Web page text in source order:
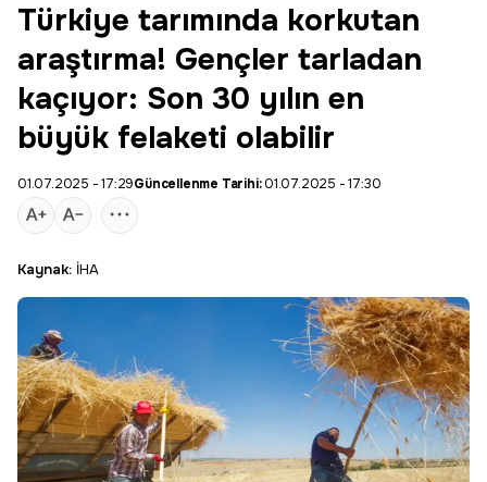
Türkiye tarımında korkutan
araştırma! Gençler tarladan
kaçıyor: Son 30 yılın en
büyük felaketi olabilir
01.07.2025 - 17:29Güncellenme Tarihi:01.07.2025 - 17:30
Kaynak: İHA